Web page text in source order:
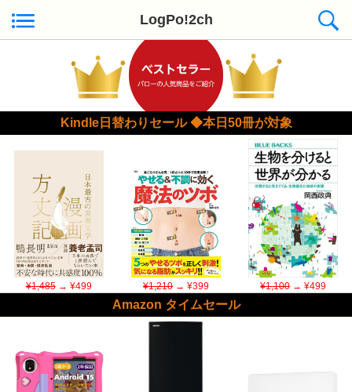
LogPo!2ch
Kindle日替わりセール ◆本日50冊が対象
¥1,485→ ¥499 ¥1,210→ ¥399 ¥1,100→ ¥499
Amazon タイムセール